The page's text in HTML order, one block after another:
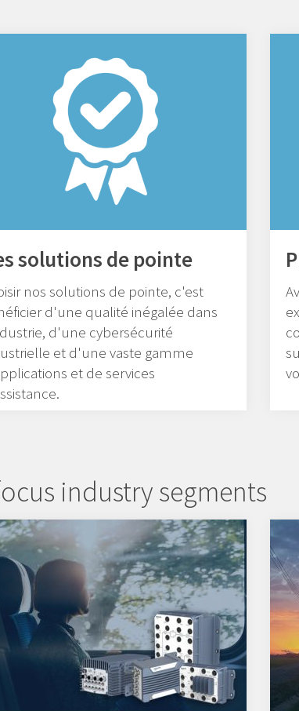
solutions de pointe
nos solutions de pointe, c'est
d'une qualité inégalée dans
d'une cybersécurité
et d'une vaste gamme
et de services
industry segments